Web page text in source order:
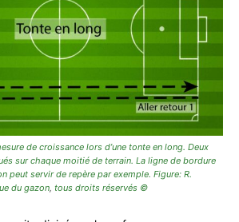
de croissance lors d’une tonte en long. Deux
sur chaque moitié de terrain. La ligne de bordure
peut servir de repère par exemple. Figure: R.
du gazon, tous droits réservés ©